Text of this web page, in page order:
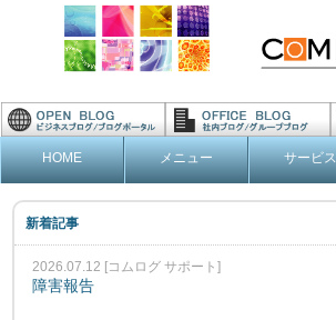
HOME メニュー サービス
新着記事
2026.07.12 [コムログ サポート]
障害報告